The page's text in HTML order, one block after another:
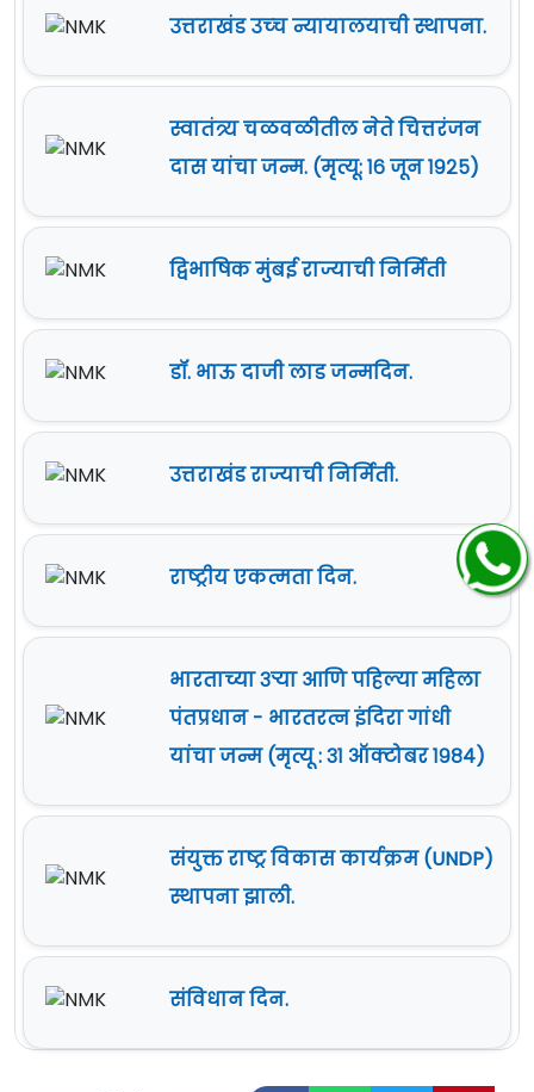
उत्तराखंड उच्‍च न्यायालयाची स्थापना.
स्वातंत्र्य चळवळीतील नेते चित्तरंजन
दास यांचा जन्म. (मृत्यू: १६ जून १९२५)
द्विभाषिक मुंबई राज्याची निर्मिती
डॉ. भाऊ दाजी लाड जन्मदिन.
उत्तराखंड राज्याची निर्मिती.
राष्ट्रीय एकत्मता दिन.
भारताच्या ३ऱ्या आणि पहिल्या महिला
पंतप्रधान - भारतरत्न इंदिरा गांधी
यांचा जन्म (मृत्यू : ३१ ऑक्टोबर १९८४)
संयुक्त राष्ट्र विकास कार्यक्रम (UNDP)
स्थापना झाली.
संविधान दिन.